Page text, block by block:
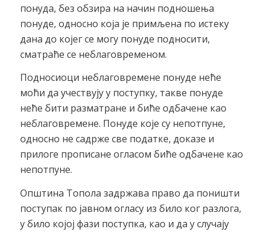
понуда, без обзира на начин подношења
понуде, односно која је примљена по истеку
дана до којег се могу понуде подносити,
сматраће се неблаговременом.
Подносиоци неблаговремене понуде неће
моћи да учествују у поступку, такве понуде
неће бити разматране и биће одбачене као
неблаговремене. Понуде које су непотпуне,
односно не садрже све податке, доказе и
прилоге прописане огласом биће одбачене као
непотпуне.
Општина Топола задржава право да поништи
поступак по јавном огласу из било ког разлога,
у било којој фази поступка, као и да у случају